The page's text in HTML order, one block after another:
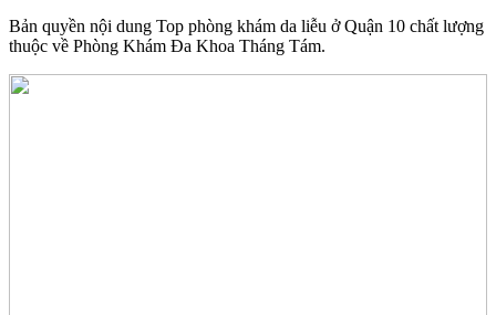
Bản quyền nội dung Top phòng khám da liễu ở Quận 10 chất lượng
thuộc về Phòng Khám Đa Khoa Tháng Tám.